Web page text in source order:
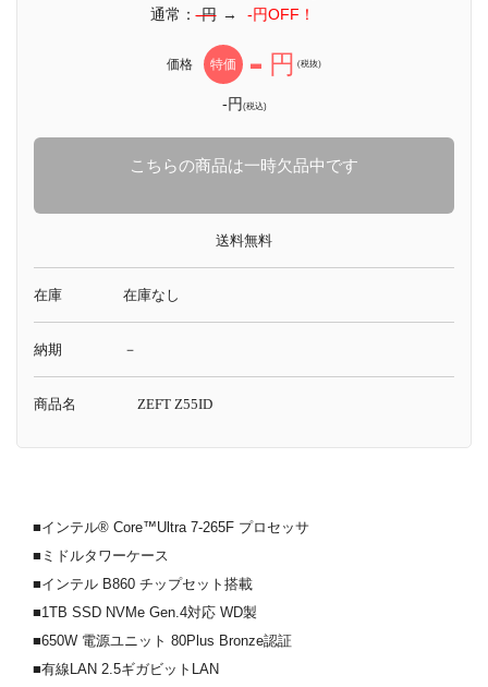
通常：-円 → -円OFF！
価格 特価 - 円 (税抜)
-円(税込)
こちらの商品は一時欠品中です
送料無料
在庫 在庫なし
納期 －
商品名 ZEFT Z55ID
■インテル® Core™Ultra 7-265F プロセッサ
■ミドルタワーケース
■インテル B860 チップセット搭載
■1TB SSD NVMe Gen.4対応 WD製
■650W 電源ユニット 80Plus Bronze認証
■有線LAN 2.5ギガビットLAN